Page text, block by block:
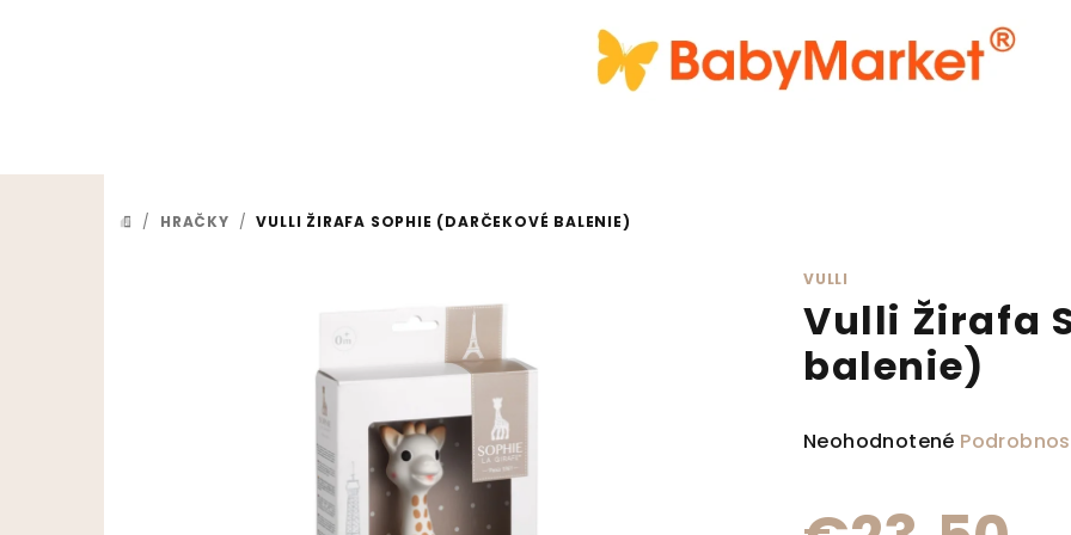
DOMOV
/ HRAČKY / VULLI ŽIRAFA SOPHIE (DARČEKOVÉ BALENIE)
VULLI
Vulli Žirafa
balenie)
Priemerné hodnotenie
Neohodnotené